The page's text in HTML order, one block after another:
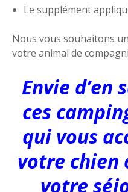
Le supplément
Nous vous souhaitons
votre animal de
Envie d’en
ces
qui vous
votre chien
votre